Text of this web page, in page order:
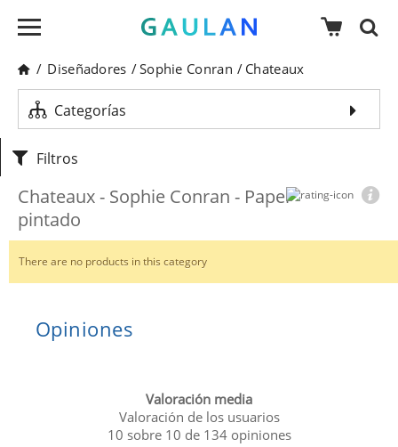
/ Diseñadores /Sophie Conran / Chateaux
Categorías
Filtros
Chateaux - Sophie Conran - Papel
pintado
There are no products in this category
Opiniones
Valoración media
Valoración de los usuarios
10 sobre 10 de 134opiniones